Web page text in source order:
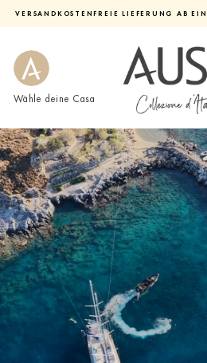
VERSANDKOSTENFREIE LIEFERUNG AB
Wähle deine Casa